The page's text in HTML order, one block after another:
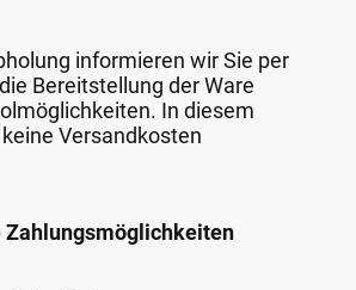
informieren wir Sie per
Bereitstellung der Ware
In diesem
Versandkosten